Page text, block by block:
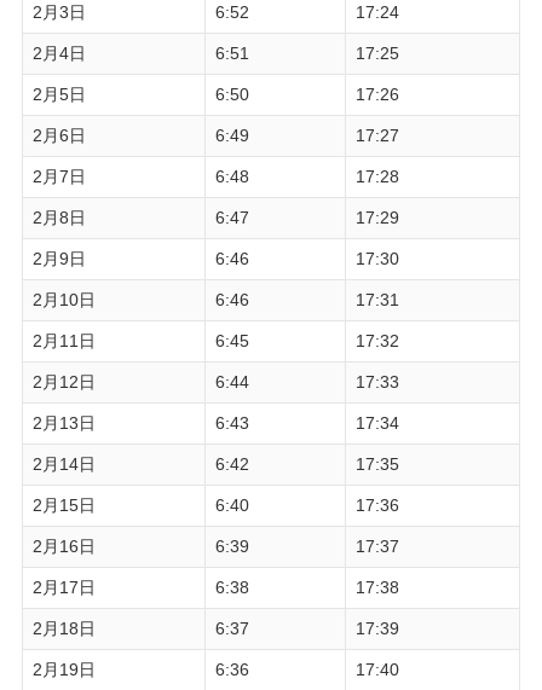
2月3日 6:52 17:24
2月4日 6:51 17:25
2月5日 6:50 17:26
2月6日 6:49 17:27
2月7日 6:48 17:28
2月8日 6:47 17:29
2月9日 6:46 17:30
2月10日 6:46 17:31
2月11日 6:45 17:32
2月12日 6:44 17:33
2月13日 6:43 17:34
2月14日 6:42 17:35
2月15日 6:40 17:36
2月16日 6:39 17:37
2月17日 6:38 17:38
2月18日 6:37 17:39
2月19日 6:36 17:40